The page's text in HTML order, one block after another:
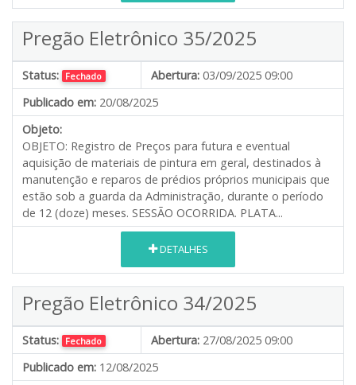
Pregão Eletrônico 35/2025
Status: Fechado Abertura: 03/09/2025 09:00
Publicado em: 20/08/2025
Objeto:
OBJETO: Registro de Preços para futura e eventual
aquisição de materiais de pintura em geral, destinados à
manutenção e reparos de prédios próprios municipais que
estão sob a guarda da Administração, durante o período
de 12 (doze) meses. SESSÃO OCORRIDA. PLATA...
DETALHES
Pregão Eletrônico 34/2025
Status: Fechado Abertura: 27/08/2025 09:00
Publicado em: 12/08/2025